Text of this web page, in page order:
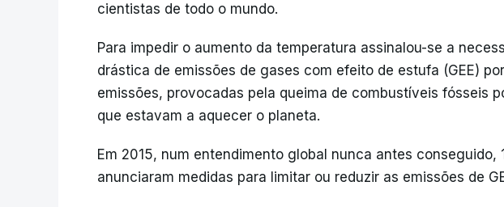
cientistas de todo o mundo.
Para impedir o aumento da temperatura assinalou-se a
drástica de emissões de gases com efeito de estufa (GEE)
emissões, provocadas pela queima de combustíveis fósseis
que estavam a aquecer o planeta.
Em 2015, num entendimento global nunca antes conseguido,
anunciaram medidas para limitar ou reduzir as emissões de